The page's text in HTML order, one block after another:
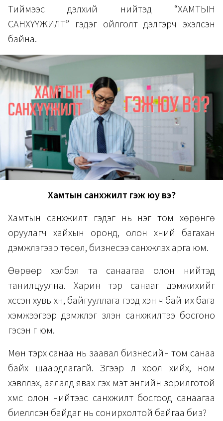
Тиймээс дэлхий нийтэд “ХАМТЫН
САНХҮҮЖИЛТ” гэдэг ойлголт дэлгэрч эхэлсэн
байна.
Хамтын санхүүжилт гэж юу вэ?
Хамтын санхүүжилт гэдэг нь нэг том хөрөнгө
оруулагч хайхын оронд, олон хүний багахан
дэмжлэгээр төсөл, бизнесээ санхүүжүүлэх арга юм.
Өөрөөр хэлбэл та санаагаа олон нийтэд
танилцуулна. Харин тэр санааг дэмжихийг
хүссэн хувь хүн, байгууллага гээд хэн ч бай их бага
хэмжээгээр дэмжлэг үзүүлэн санхүүжилтээ босгоно
гэсэн үг юм.
Мөн тэрхүү санаа нь заавал бизнесийн том санаа
байх шаардлагагүй. Зүгээр л хоол хийх, ном
хэвлүүлэх, аялалд явах гэх мэт энгийн зорилготой
хүмүүс олон нийтээс санхүүжилт босгоод санаагаа
биелүүлсэн байдаг нь сонирхолтой байгаа биз?